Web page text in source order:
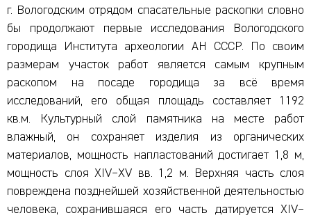
г. Вологодским отрядом спасательные раскопки словно
бы продолжают первые исследования Вологодского
городища Института археологии АН СССР. По своим
размерам участок работ является самым крупным
раскопом на посаде городища за всё время
исследований, его общая площадь составляет 1192
кв.м. Культурный слой памятника на месте работ
влажный, он сохраняет изделия из органических
материалов, мощность напластований достигает 1,8 м,
мощность слоя XIV–XV вв. 1,2 м. Верхняя часть слоя
повреждена позднейшей хозяйственной деятельностью
человека, сохранившаяся его часть датируется XIV–